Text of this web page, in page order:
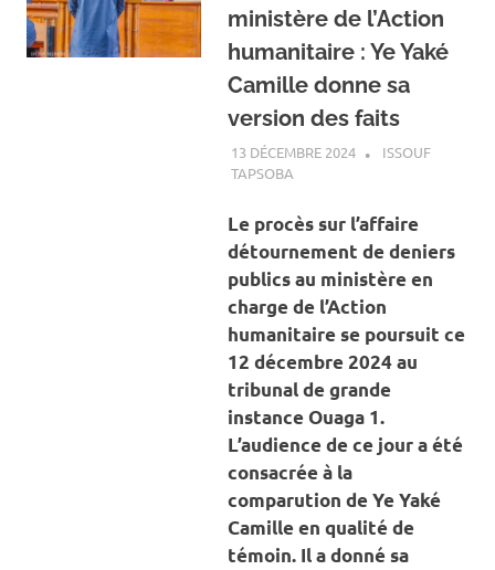
ministère de l’Action
humanitaire : Ye Yaké
Camille donne sa
version des faits
13 DÉCEMBRE 2024
ISSOUF
TAPSOBA
Le procès sur l’affaire
détournement de deniers
publics au ministère en
charge de l’Action
humanitaire se poursuit ce
12 décembre 2024 au
tribunal de grande
instance Ouaga 1.
L’audience de ce jour a été
consacrée à la
comparution de Ye Yaké
Camille en qualité de
témoin. Il a donné sa